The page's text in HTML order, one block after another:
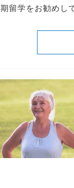
期留学をお勧めし